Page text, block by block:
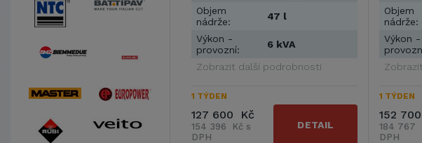
Objem
nádrže:
47 l
Výkon -
provozní:
6 kVA
Zobrazit další podrobnosti
1 TÝDEN
127 600 Kč
154 396 Kč s
DPH
DETAIL
Objem
nádrže:
Výkon -
1 TÝDEN
152
184 767
DPH